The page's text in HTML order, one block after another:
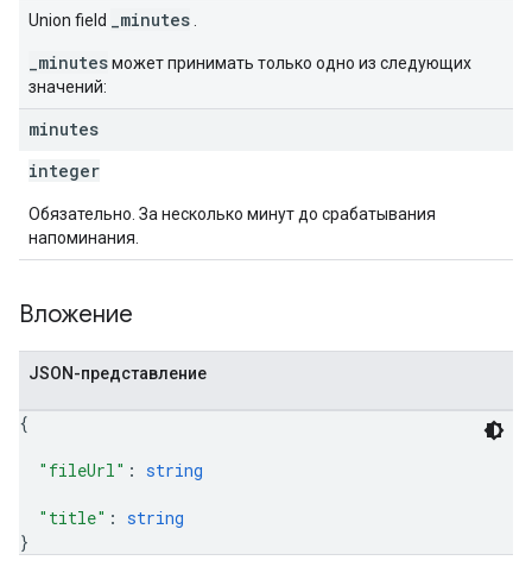
Union field _minutes
_minutesможет принимать только одно из следующих
значений:
minutes
integer
Обязательно. За несколько минут до срабатывания
напоминания.
Вложение
JSON-представление
{
"fileUrl" : string
"title" : string
}